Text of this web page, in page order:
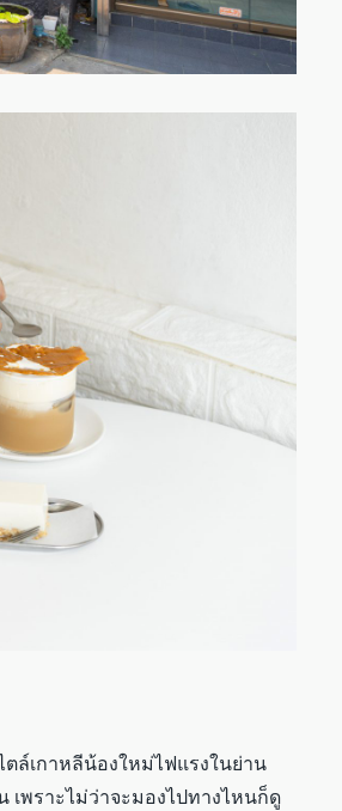
ตล์เกาหลีน้องใหม่ไฟแรงในย่าน
พราะไม่ว่าจะมองไปทางไหนก็ดู